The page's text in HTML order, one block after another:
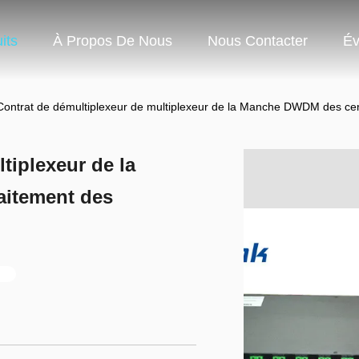
À Propos De Nous Nous Contacter
de démultiplexeur de multiplexeur de la Manche DWDM des
de la
des